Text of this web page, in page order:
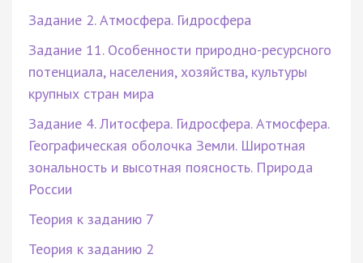
Задание 2. Атмосфера. Гидросфера
Задание 11. Особенности природно-ресурсного
потенциала, населения, хозяйства, культуры
крупных стран мира
Задание 4. Литосфера. Гидросфера. Атмосфера.
Географическая оболочка Земли. Широтная
зональность и высотная поясность. Природа
России
Теория к заданию 7
Теория к заданию 2